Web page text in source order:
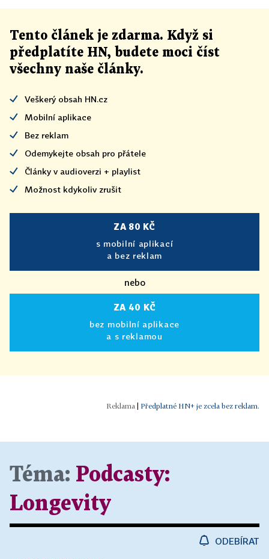
Tento článek je zdarma. Když si
předplatíte HN, budete moci číst
všechny naše články.
Veškerý obsah HN.cz
Mobilní aplikace
Bez reklam
Odemykejte obsah pro přátele
Články v audioverzi + playlist
Možnost kdykoliv zrušit
ZA 80 KČ
s mobilní aplikací
a bez reklam
nebo
ZA 40 KČ
bez mobilní aplikace
a s reklamou
Předplatné HN+ je zcela bez reklam.
Téma: Podcasty:
Longevity
ODEBÍRAT